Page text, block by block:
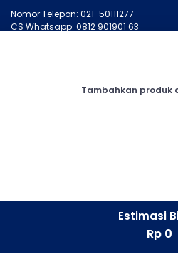
Tambahkan produk
Estimasi
Rp 0
Nomor Telepon: 021-50111277
CS Whatsapp: 0812 901901 63